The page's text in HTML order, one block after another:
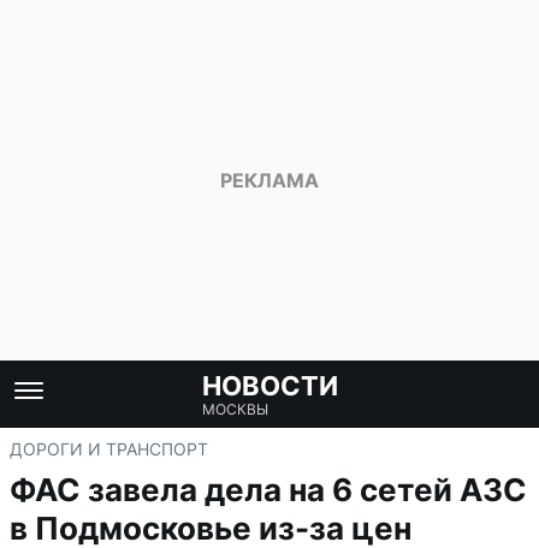
НОВОСТИ
МОСКВЫ
ДОРОГИ И ТРАНСПОРТ
ФАС завела дела на 6 сетей АЗС
в Подмосковье из-за цен